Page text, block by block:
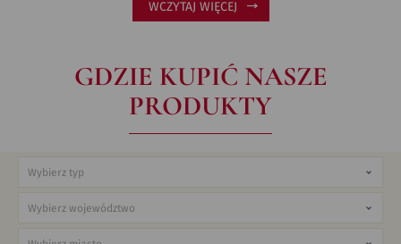
WCZYTAJ WIĘCEJ
GDZIE KUPIĆ NASZE
PRODUKTY